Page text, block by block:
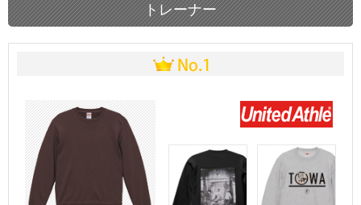
トレーナー